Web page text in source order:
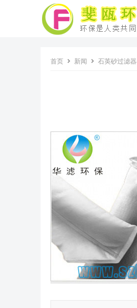
首页 新闻 石英砂过滤